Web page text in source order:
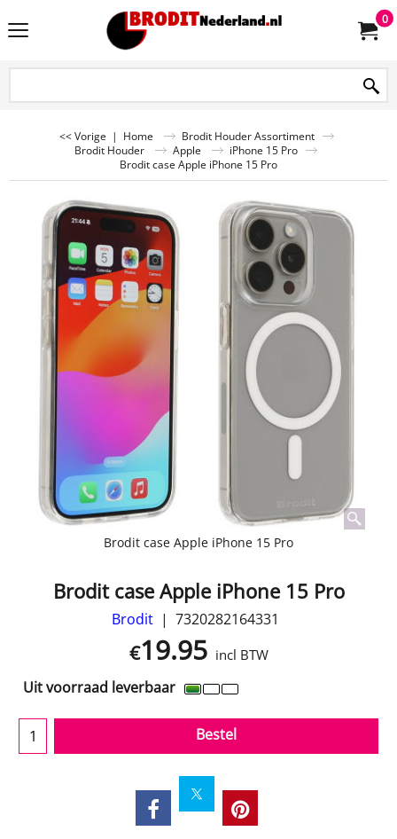
0
<< Vorige | Home
Brodit Houder Assortiment
Brodit Houder
Apple
iPhone 15 Pro
Brodit case Apple iPhone 15 Pro
Brodit case Apple iPhone 15 Pro
Brodit case Apple iPhone 15 Pro
Brodit 7320282164331
€19.95 incl BTW
Uit voorraad leverbaar
Bestel